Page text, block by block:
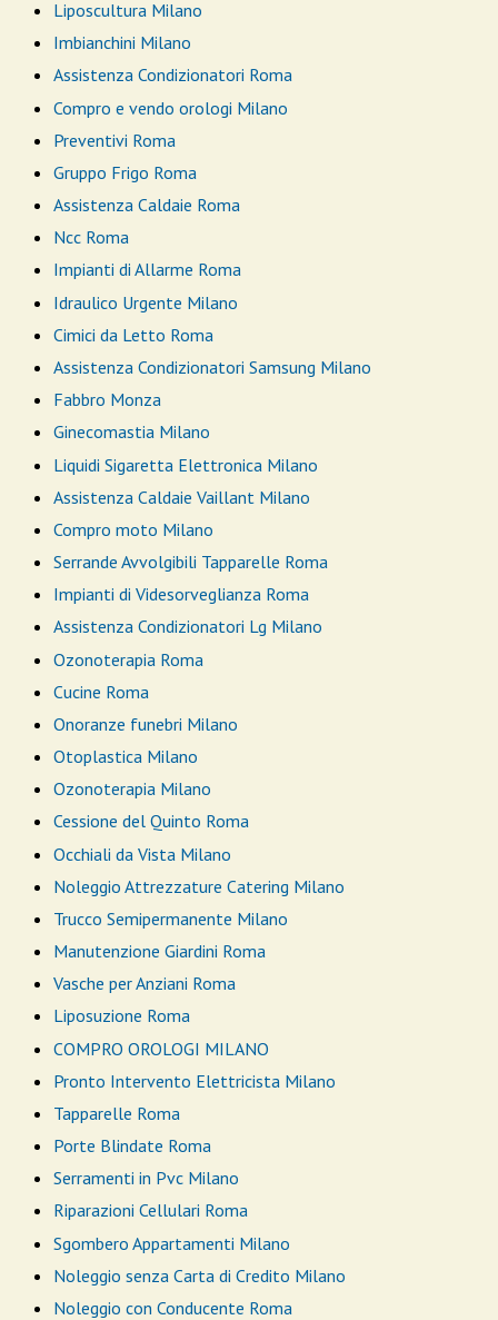
Liposcultura Milano
Imbianchini Milano
Assistenza Condizionatori Roma
Compro e vendo orologi Milano
Preventivi Roma
Gruppo Frigo Roma
Assistenza Caldaie Roma
Ncc Roma
Impianti di Allarme Roma
Idraulico Urgente Milano
Cimici da Letto Roma
Assistenza Condizionatori Samsung Milano
Fabbro Monza
Ginecomastia Milano
Liquidi Sigaretta Elettronica Milano
Assistenza Caldaie Vaillant Milano
Compro moto Milano
Serrande Avvolgibili Tapparelle Roma
Impianti di Videsorveglianza Roma
Assistenza Condizionatori Lg Milano
Ozonoterapia Roma
Cucine Roma
Onoranze funebri Milano
Otoplastica Milano
Ozonoterapia Milano
Cessione del Quinto Roma
Occhiali da Vista Milano
Noleggio Attrezzature Catering Milano
Trucco Semipermanente Milano
Manutenzione Giardini Roma
Vasche per Anziani Roma
Liposuzione Roma
COMPRO OROLOGI MILANO
Pronto Intervento Elettricista Milano
Tapparelle Roma
Porte Blindate Roma
Serramenti in Pvc Milano
Riparazioni Cellulari Roma
Sgombero Appartamenti Milano
Noleggio senza Carta di Credito Milano
Noleggio con Conducente Roma